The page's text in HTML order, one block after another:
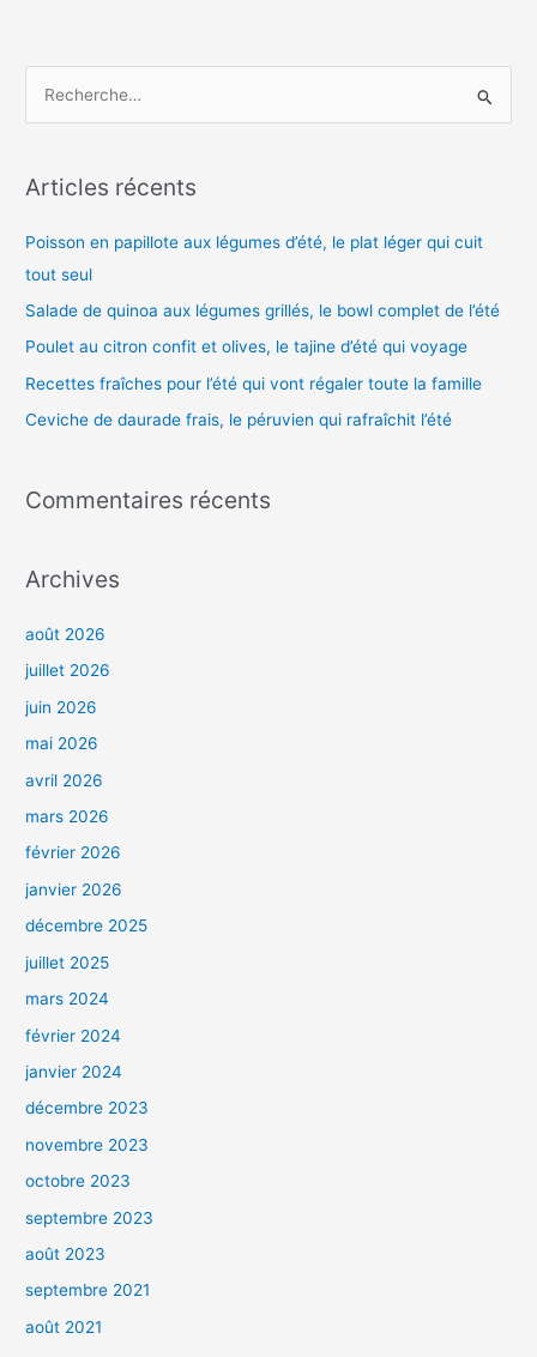
h
r
c
h
e
Articles récents
Poisson en papillote aux légumes d’été, le plat léger qui cuit
tout seul
Salade de quinoa aux légumes grillés, le bowl complet de l’été
Poulet au citron confit et olives, le tajine d’été qui voyage
Recettes fraîches pour l’été qui vont régaler toute la famille
Ceviche de daurade frais, le péruvien qui rafraîchit l’été
Commentaires récents
Archives
août 2026
juillet 2026
juin 2026
mai 2026
avril 2026
mars 2026
février 2026
janvier 2026
décembre 2025
juillet 2025
mars 2024
février 2024
janvier 2024
décembre 2023
novembre 2023
octobre 2023
septembre 2023
août 2023
septembre 2021
août 2021